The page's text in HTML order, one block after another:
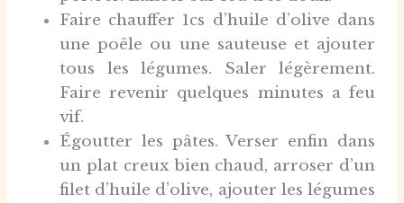
Faire chauffer 1cs d’huile d’olive dans
une poêle ou une sauteuse et ajouter
tous les légumes. Saler légèrement.
Faire revenir quelques minutes a feu
vif.
Égoutter les pâtes. Verser enfin dans
un plat creux bien chaud, arroser d’un
filet d’huile d’olive, ajouter les légumes